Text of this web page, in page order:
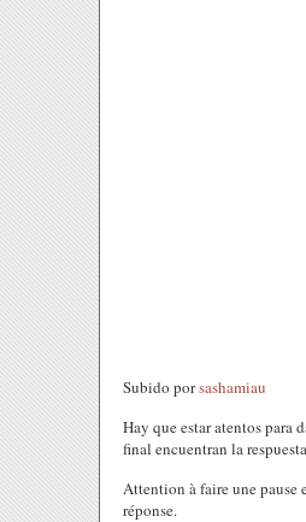
Subido porsashamiau
Hay que estar atentos para
final encuentran la
Attention à faire une pause
réponse.